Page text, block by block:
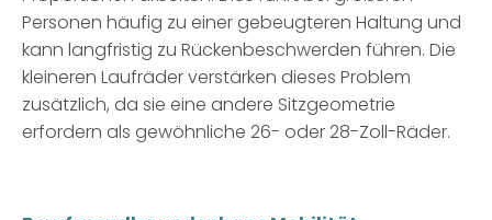
Personen häufig zu einer gebeugteren Haltung und
kann langfristig zu Rückenbeschwerden führen. Die
kleineren Laufräder verstärken dieses Problem
zusätzlich, da sie eine andere Sitzgeometrie
erfordern als gewöhnliche 26- oder 28-Zoll-Räder.